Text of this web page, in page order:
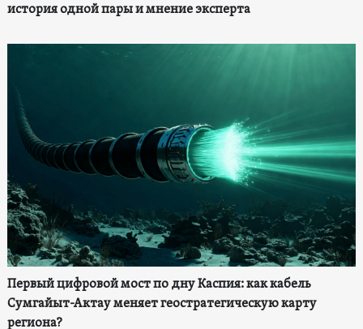
история одной пары и мнение эксперта
Первый цифровой мост по дну Каспия: как кабель
Сумгайыт-Актау меняет геостратегическую карту
региона?